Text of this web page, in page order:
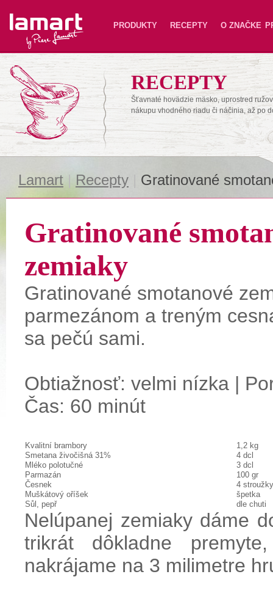
Lamart PRODUKTY RECEPTY O ZNAČKE
RECEPTY
Šťavnaté hovädzie mäsko, uprostred
nákupu vhodného riadu či náčinia, až po
Lamart Recepty Gratinované
Gratinované
zemiaky
Gratinované smotanové
parmezánom a treným
sa pečú sami.
Obtiažnosť: velmi nízka |
Čas: 60 minút
Kvalitní brambory
1,2 kg
Smetana živočišná 31%
4 dcl
Mléko polotučné
3 dcl
Parmazán
100 gr
Česnek
4 stroužky
Muškátový oříšek
špetka
Sůl, pepř
dle chuti
Nelúpanej zemiaky dáme
trikrát dôkladne
nakrájame na 3 milimetre